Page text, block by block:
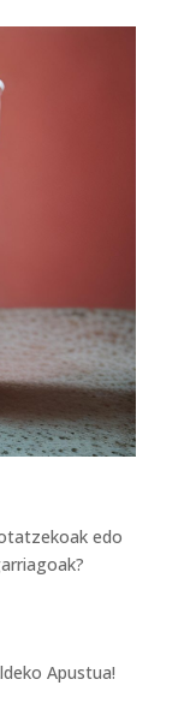
edo
Apustua!